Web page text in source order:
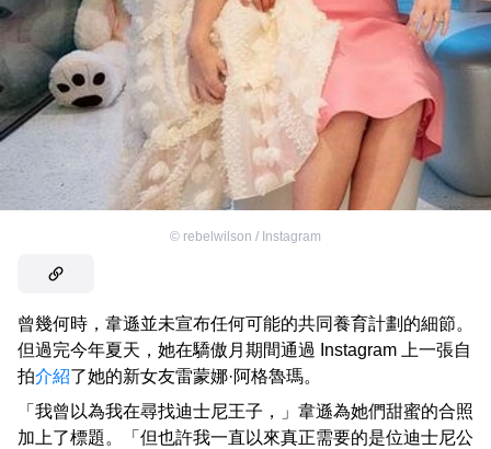
© rebelwilson / Instagram
曾幾何時，韋遜並未宣布任何可能的共同養育計劃的細節。
但過完今年夏天，她在驕傲月期間通過 Instagram 上一張自
拍介紹了她的新女友雷蒙娜·阿格魯瑪。
「我曾以為我在尋找迪士尼王子，」韋遜為她們甜蜜的合照
加上了標題。「但也許我一直以來真正需要的是位迪士尼公